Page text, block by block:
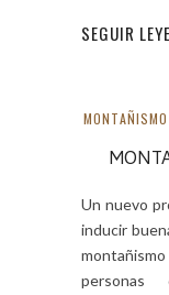
SEGUIR
Un nuevo
inducir
personas